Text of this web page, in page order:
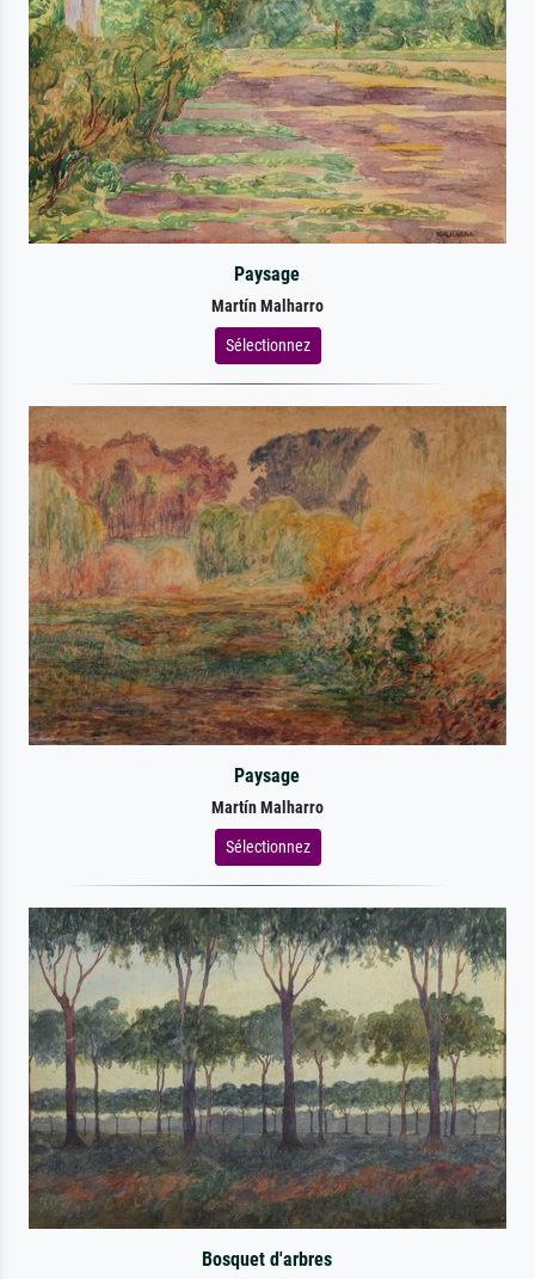
Paysage
Martín Malharro
Sélectionnez
Paysage
Martín Malharro
Sélectionnez
Bosquet d'arbres